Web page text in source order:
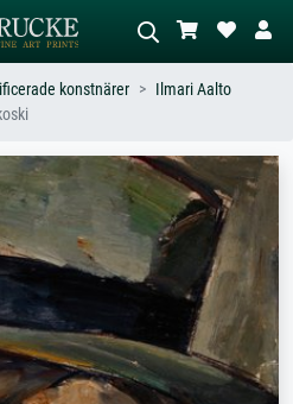
Beskriv scenen – t.ex. grön äng,
abstrakt med mycket rött, mörk
oljemålning, stående naken bredvid ett
träd.
konstnärer
Ilmari Aalto